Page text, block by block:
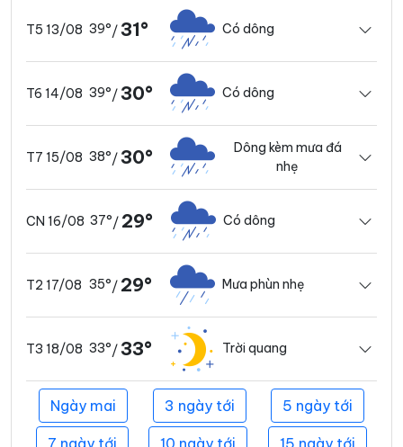
T5 13/08 39°/31° Có dông
T6 14/08 39°/30° Có dông
T7 15/08 38°/30°
Dông kèm mưa đá
nhẹ
CN 16/08 37°/ 29° Có dông
T2 17/08 35°/ 29° Mưa phùn nhẹ
T3 18/08 33°/33° Trời quang
Ngày mai 3 ngày tới 5 ngày tới
7 ngày tới 10 ngày tới 15 ngày tới